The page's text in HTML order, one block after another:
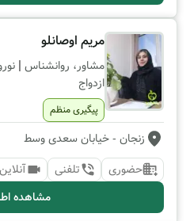
مریم اوصانلو
مشاور، روانشناس |
ازدواج
پیگیری منظم
زنجان - خیابان سعدی وسط
حضوری
تلفنی
آنلاین
مشاهده